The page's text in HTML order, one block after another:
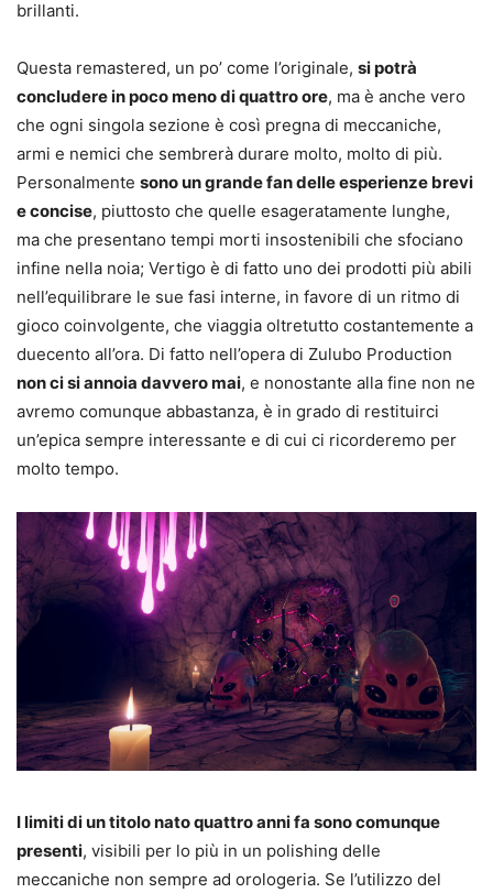
brillanti.
Questa remastered, un po’ come l’originale, si potrà
concludere in poco meno di quattro ore, ma è anche vero
che ogni singola sezione è così pregna di meccaniche,
armi e nemici che sembrerà durare molto, molto di più.
Personalmente sono un grande fan delle esperienze brevi
e concise, piuttosto che quelle esageratamente lunghe,
ma che presentano tempi morti insostenibili che sfociano
infine nella noia; Vertigo è di fatto uno dei prodotti più abili
nell’equilibrare le sue fasi interne, in favore di un ritmo di
gioco coinvolgente, che viaggia oltretutto costantemente a
duecento all’ora. Di fatto nell’opera di Zulubo Production
non ci si annoia davvero mai, e nonostante alla fine non ne
avremo comunque abbastanza, è in grado di restituirci
un’epica sempre interessante e di cui ci ricorderemo per
molto tempo.
I limiti di un titolo nato quattro anni fa sono comunque
presenti, visibili per lo più in un polishing delle
meccaniche non sempre ad orologeria. Se l’utilizzo del